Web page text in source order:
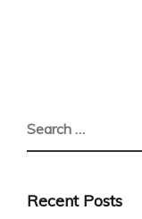
Recent Posts